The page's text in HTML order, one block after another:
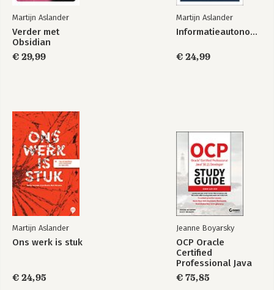
Verder met
Obsidian
Nooit af
Bekijk alle boeken
Martijn Aslander
Verder met
Obsidian
€ 29,99
Martijn Aslander
Informatieautonomie
€ 24,99
Martijn Aslander
Ons werk is stuk
€ 24,95
Jeanne Boyarsky
OCP Oracle
Certified
Professional Java
SE 21 Developer
Study Guide: Exam
€ 75,85